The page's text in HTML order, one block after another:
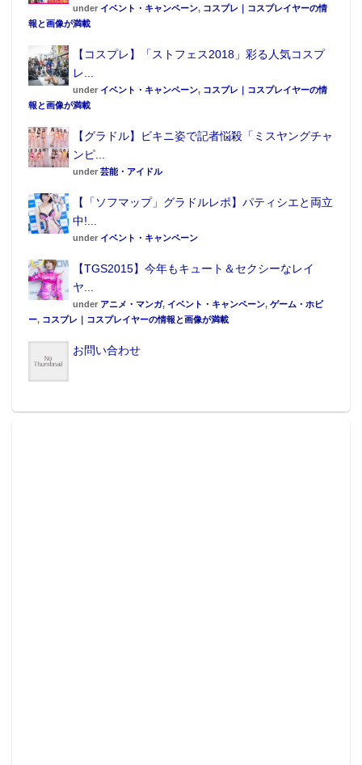
under イベント・キャンペーン, コスプレ｜コスプレイヤーの情
報と画像が満載
【コスプレ】「ストフェス2018」彩る人気コスプ
レ...
under イベント・キャンペーン, コスプレ｜コスプレイヤーの情
報と画像が満載
【グラドル】ビキニ姿で記者悩殺「ミスヤングチャ
ンピ...
under 芸能・アイドル
【「ソフマップ」グラドルレポ】パティシエと両立
中!...
under イベント・キャンペーン
【TGS2015】今年もキュート＆セクシーなレイ
ヤ...
under アニメ・マンガ, イベント・キャンペーン, ゲーム・ホビ
ー, コスプレ｜コスプレイヤーの情報と画像が満載
お問い合わせ